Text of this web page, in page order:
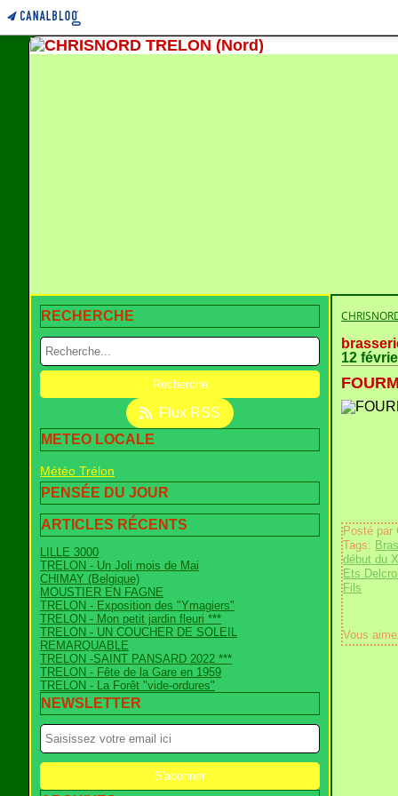
RECHERCHE
Flux RSS
METEO LOCALE
Météo Trélon
PENSÉE DU JOUR
ARTICLES RÉCENTS
LILLE 3000
TRELON - Un Joli mois de Mai
CHIMAY (Belgique)
MOUSTIER EN FAGNE
TRELON - Exposition des "Ymagiers"
TRELON - Mon petit jardin fleuri ***
TRELON - UN COUCHER DE SOLEIL
REMARQUABLE
TRELON -SAINT PANSARD 2022 ***
TRELON - Fête de la Gare en 1959
TRELON - La Forêt "vide-ordures"
NEWSLETTER
12
Posté par
Tags:
début du
Ets
Fils
Vous